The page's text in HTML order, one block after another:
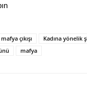
çıkışı
Kadına yönelik
mafya